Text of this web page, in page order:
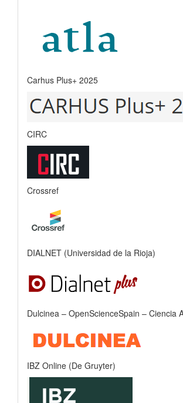
Carhus Plus+ 2025
CIRC
Crossref
DIALNET (Universidad de la Rioja)
Dulcinea – OpenScienceSpain – Ciencia
IBZ Online (De Gruyter)